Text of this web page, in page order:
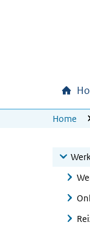
Hoofdnavigatie
U
Home